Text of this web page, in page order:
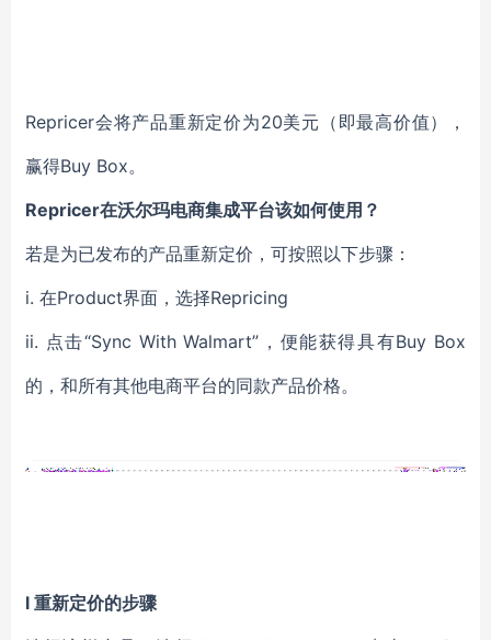
Repricer会将产品重新定价为20美元（即最高价值），
赢得Buy Box。
Repricer在沃尔玛电商集成平台该如何使用？
若是为已发布的产品重新定价，可按照以下步骤：
i. 在Product界面，选择Repricing
ii. 点击“Sync With Walmart”，便能获得具有Buy Box
的，和所有其他电商平台的同款产品价格。
l 重新定价的步骤